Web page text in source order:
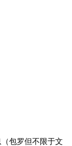
包罗但不限于文